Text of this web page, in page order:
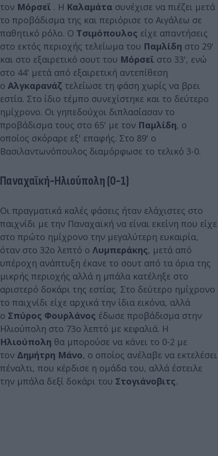
τον Μόρσεϊ . Η Καλαμάτα συνέχισε να πιέζει μετά
το προβάδισμα της και περιόρισε το Αιγάλεω σε
παθητικό ρόλο. Ο Τσιμόπουλος είχε απαντήσεις
στο εκτός περιοχής τελείωμα του Παμλίδη στο 29'
και στο εξαιρετικό σουτ του Μόρσεϊ στο 33', ενώ
στο 44' μετά από εξαιρετική αντεπίθεση
ο Αλγκαρανάζ τελείωσε τη φάση χωρίς να βρει
εστία. Στο ίδιο τέμπο συνεχίστηκε και το δεύτερο
ημίχρονο. Οι γηπεδούχοι διπλασίασαν το
προβάδισμα τους στο 65' με τον Παμλίδη, ο
οποίος σκόραρε εξ' επαφής. Στο 89' ο
Βασιλαντωνόπουλος διαμόρφωσε το τελικό 3-0.
Παναχαϊκή-Ηλιούπολη (0-1)
Οι πραγματικά καλές φάσεις ήταν ελάχιστες στο
παιχνίδι με την Παναχαϊκή να είναι εκείνη που είχε
στο πρώτο ημίχρονο την μεγαλύτερη ευκαιρία,
όταν στο 32ο λεπτό ο Λυμπεράκης, μετά από
υπέροχη ανάπτυξη έκανε το σουτ από τα όρια της
μικρής περιοχής αλλά η μπάλα κατέληξε στο
αριστερό δοκάρι της εστίας. Στο δεύτερο ημίχρονο
το παιχνίδι είχε αρχικά την ίδια εικόνα, αλλά
ο Σπύρος Φουρλάνος έδωσε προβάδισμα στην
Ηλιούπολη στο 73ο λεπτό με κεφαλιά. Η
Ηλιούπολη θα μπορούσε να κάνει το 0-2 με
τον Δημήτρη Μάνο, ο οποίος ανέλαβε να εκτελέσει
πέναλτι, που κέρδισε η ομάδα του, αλλά έστειλε
την μπάλα δεξί δοκάρι του Στογιάνοβιτς.